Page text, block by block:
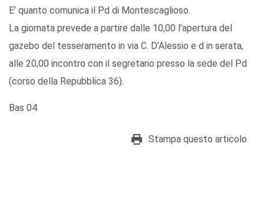
E’ quanto comunica il Pd di Montescaglioso.
La giornata prevede a partire dalle 10,00 l’apertura del
gazebo del tesseramento in via C. D’Alessio e d in serata,
alle 20,00 incontro con il segretario presso la sede del Pd
(corso della Repubblica 36).
Bas 04
Stampa questo articolo